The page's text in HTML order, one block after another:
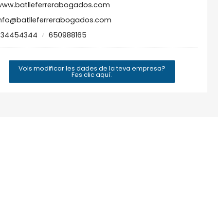
/ 650988165
Vols modificar les dades de la teva empresa?
Fes clic aquí.